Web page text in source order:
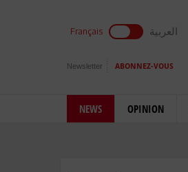
Français العربية
Newsletter ABONNEZ-VOUS
NEWS OPINION